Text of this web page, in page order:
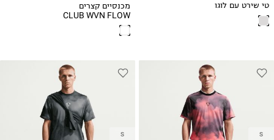
טי שירט עם לוגו
מכנסיים קצרים
CLUB WVN FLOW
AOP REISSUE
S
S